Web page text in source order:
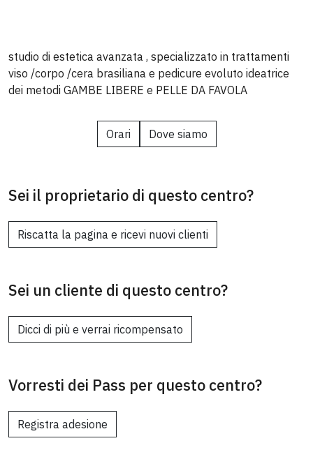
studio di estetica avanzata , specializzato in trattamenti
viso /corpo /cera brasiliana e pedicure evoluto ideatrice
dei metodi GAMBE LIBERE e PELLE DA FAVOLA
Orari Dove siamo
Sei il proprietario di questo centro?
Riscatta la pagina e ricevi nuovi clienti
Sei un cliente di questo centro?
Dicci di più e verrai ricompensato
Vorresti dei Pass per questo centro?
Registra adesione